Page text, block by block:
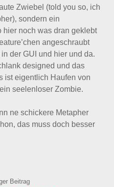
Zwiebel (told you so, ich
sondern ein
hier noch was dran geklebt
angeschraubt
der GUI und hier und da.
designed und das
ist eigentlich Haufen von
seelenloser Zombie.
ne schickere Metapher
das muss doch besser
Beitrag